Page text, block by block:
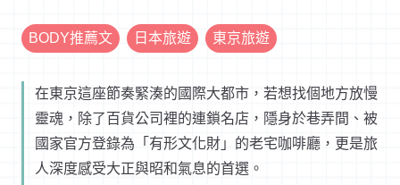
BODY推薦文 日本旅遊 東京旅遊
在東京這座節奏緊湊的國際大都市，若想找個地方放慢
靈魂，除了百貨公司裡的連鎖名店，隱身於巷弄間、被
國家官方登錄為「有形文化財」的老宅咖啡廳，更是旅
人深度感受大正與昭和氣息的首選。